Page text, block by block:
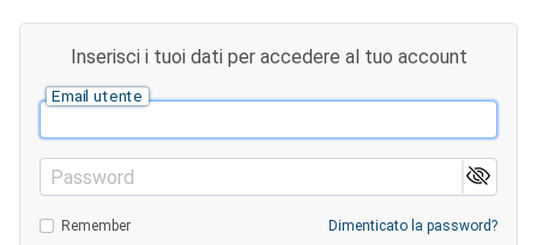
Inserisci i tuoi dati per accedere al tuo account
Email utente
Password
Remember Dimenticato la password?